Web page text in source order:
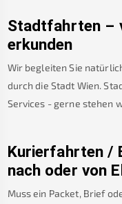
Stadtfahrten –
erkunden
Wir begleiten Sie
durch die Stadt Wien.
Services - gerne stehen
Kurierfahrten /
nach oder von
Muss ein Packet, Brief